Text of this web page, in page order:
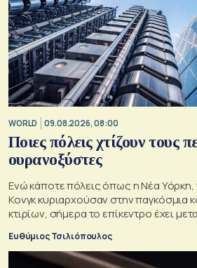
WORLD 09.08.2026, 08:00
Ποιες πόλεις χτίζουν τους
ουρανοξύστες
Ενώ κάποτε πόλεις όπως η Νέα Υόρκη,
Κονγκ κυριαρχούσαν στην παγκόσμια
κτιρίων, σήμερα το επίκεντρο έχει
Ευθύμιος Τσιλιόπουλος